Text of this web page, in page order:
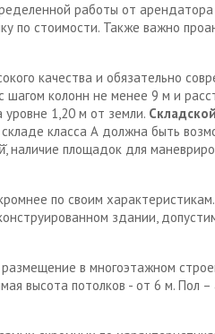
работы от
по стоимости. Также важно
качества и обязательно
с шагом колонн не менее 9 м и
уровне 1,20 м от земли.
класса А должна быть
наличие площадок для
по своим
здании,
в многоэтажном
высота потолков - от 6 м. Пол